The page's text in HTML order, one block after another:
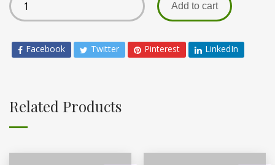
Add to cart
Facebook Twitter Pinterest LinkedIn
Related Products